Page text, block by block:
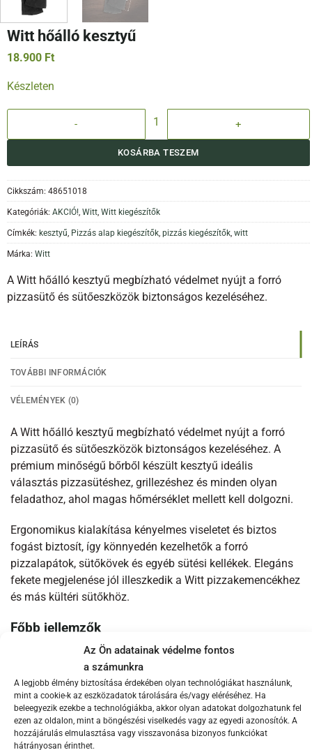
Az Ön adatainak védelme fontos
a számunkra
A legjobb élmény biztosítása érdekében olyan technológiákat használunk,
mint a cookie-k az eszközadatok tárolására és/vagy eléréséhez. Ha
beleegyezik ezekbe a technológiákba, akkor olyan adatokat dolgozhatunk fel
ezen az oldalon, mint a böngészési viselkedés vagy az egyedi azonosítók. A
hozzájárulás elmulasztása vagy visszavonása bizonyos funkciókat
hátrányosan érinthet.
Witt hőálló kesztyű
18.900 Ft
Készleten
KOSÁRBA TESZEM
Cikkszám: 48651018
Kategóriák: AKCIÓ! Witt Witt kiegészítők
Címkék: kesztyű Pizzás alap kiegészítők pizzás kiegészítők witt
Márka: Witt
A Witt hőálló kesztyű megbízható védelmet nyújt a forró
pizzasütő és sütőeszközök biztonságos kezeléséhez.
LEÍRÁS
TOVÁBBI INFORMÁCIÓK
VÉLEMÉNYEK (0)
A Witt hőálló kesztyű megbízható védelmet nyújt a forró
pizzasütő és sütőeszközök biztonságos kezeléséhez. A
prémium minőségű bőrből készült kesztyű ideális
választás pizzasütéshez, grillezéshez és minden olyan
feladathoz, ahol magas hőmérséklet mellett kell dolgozni.
Ergonomikus kialakítása kényelmes viseletet és biztos
fogást biztosít, így könnyedén kezelhetők a forró
pizzalapátok, sütőkövek és egyéb sütési kellékek. Elegáns
fekete megjelenése jól illeszkedik a Witt pizzakemencékhez
és más kültéri sütőkhöz.
Főbb jellemzők
Prémium minőségű bőr kivitel
Hőálló kialakítás a biztonságos használathoz
Kényelmes, biztos fogás
Ideális pizzasütéshez, grillezéshez és kültéri sütéshez
Elegáns fekete szín